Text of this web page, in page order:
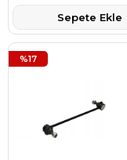
Sepete Ekle
%17